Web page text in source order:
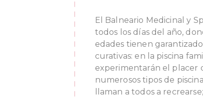
El Balneario Medicinal y
todos los días del año,
edades tienen
curativas: en la piscina
experimentarán el placer
numerosos tipos de
llaman a todos a